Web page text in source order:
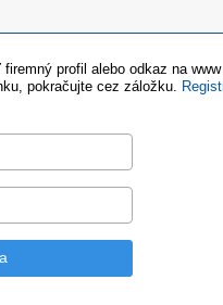
profil alebo odkaz na
pokračujte cez záložku.